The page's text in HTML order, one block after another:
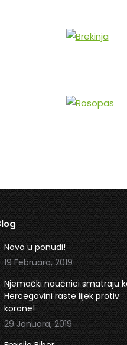
Novo u ponudi!
19 Februara, 2019
Njemački naučnici smatraju
Hercegovini raste lijek protiv
korone!
29 Januara, 2019